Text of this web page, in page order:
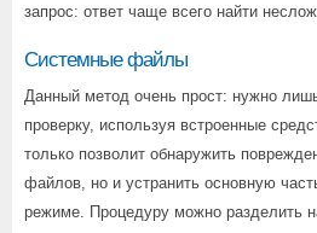
запрос: ответ чаще всего найти
Системные файлы
Данный метод очень прост: нужно
проверку, используя встроенные
только позволит обнаружить
файлов, но и устранить основную
режиме. Процедуру можно разделить